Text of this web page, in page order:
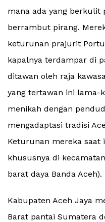
mana ada yang
berrambut pirang.
keturunan prajurit
kapalnya terdampar di
ditawan oleh raja
yang tertawan ini lama-
menikah dengan
mengadaptasi tradisi
Keturunan mereka saat
khususnya di
barat daya Banda Aceh).
Kabupaten Aceh Jaya
Barat pantai Sumatera